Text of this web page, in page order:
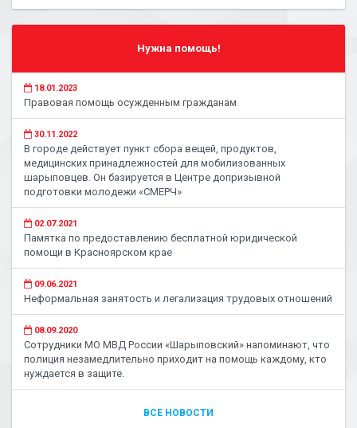
Нужна помощь!
18.01.2023
Правовая помощь осужденным гражданам
30.11.2022
В городе действует пункт сбора вещей, продуктов,
медицинских принадлежностей для мобилизованных
шарыповцев. Он базируется в Центре допризывной
подготовки молодежи «СМЕРЧ»
02.07.2021
Памятка по предоставлению бесплатной юридической
помощи в Красноярском крае
09.06.2021
Неформальная занятость и легализация трудовых отношений
08.09.2020
Сотрудники МО МВД России «Шарыповский» напоминают, что
полиция незамедлительно приходит на помощь каждому, кто
нуждается в защите.
ВСЕ НОВОСТИ